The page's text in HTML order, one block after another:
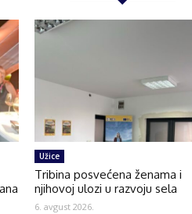
Užice
Tribina posvećena ženama i
njihovoj ulozi u razvoju sela
6. avgust 2026.